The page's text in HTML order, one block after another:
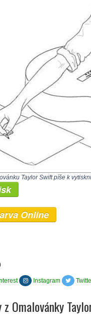
Taylor Swift píše k
Online
Instagram
Omalovánky